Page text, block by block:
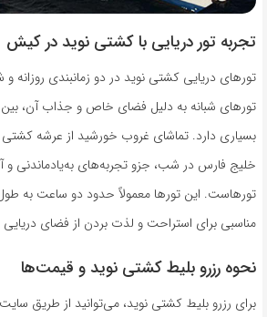
تجربه تور دریایی با کشتی نوید در کیش
تورهای دریایی کشتی نوید در دو زمانبندی روزانه و
تورهای شبانه به دلیل فضای خاص و جذاب آن، بین
بسیاری دارد. تماشای غروب خورشید از عرشه کشتی
خلیج فارس در شب، جزو تجربه‌های به‌یادماندنی
تورهاست. این تورها معمولاً حدود دو ساعت به
مناسبی برای استراحت و لذت بردن از فضای
نحوه رزرو بلیط کشتی نوید و قیمت‌ها
برای رزرو بلیط کشتی نوید، می‌توانید از طریق